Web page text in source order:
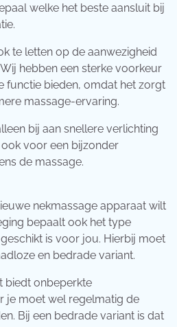
welke het beste aansluit bij
te letten op de aanwezigheid
hebben een sterke voorkeur
functie bieden, omdat het zorgt
massage-ervaring.
bij aan snellere verlichting
voor een bijzonder
de massage.
nekmassage apparaat wilt
bepaalt ook het type
is voor jou. Hierbij moet
en bedrade variant.
biedt onbeperkte
je moet wel regelmatig de
Bij een bedrade variant is dat